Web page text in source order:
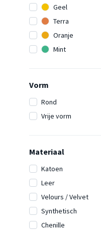
Geel
Terra
Oranje
Mint
Vorm
Rond
Vrije vorm
Materiaal
Katoen
Leer
Velours / Velvet
Synthetisch
Chenille